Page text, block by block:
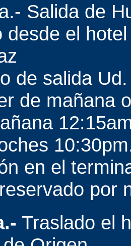
Salida de
desde el
de salida
de mañana
en el
por
Traslado el